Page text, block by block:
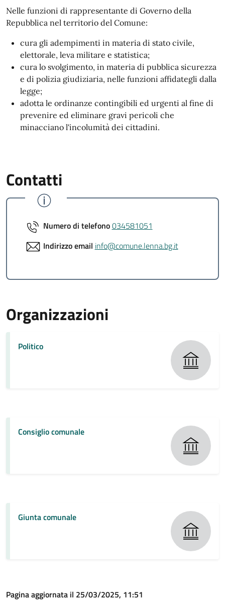
Nelle funzioni di rappresentante di Governo della
Repubblica nel territorio del Comune:
cura gli adempimenti in materia di stato civile,
elettorale, leva militare e statistica;
cura lo svolgimento, in materia di pubblica sicurezza
e di polizia giudiziaria, nelle funzioni affidategli dalla
legge;
adotta le ordinanze contingibili ed urgenti al fine di
prevenire ed eliminare gravi pericoli che
minacciano l'incolumità dei cittadini.
Contatti
Numero di telefono034581051
Indirizzo email info@comune.lenna.bg.it
Organizzazioni
Politico
Consiglio comunale
Giunta comunale
Pagina aggiornata il 25/03/2025, 11:51